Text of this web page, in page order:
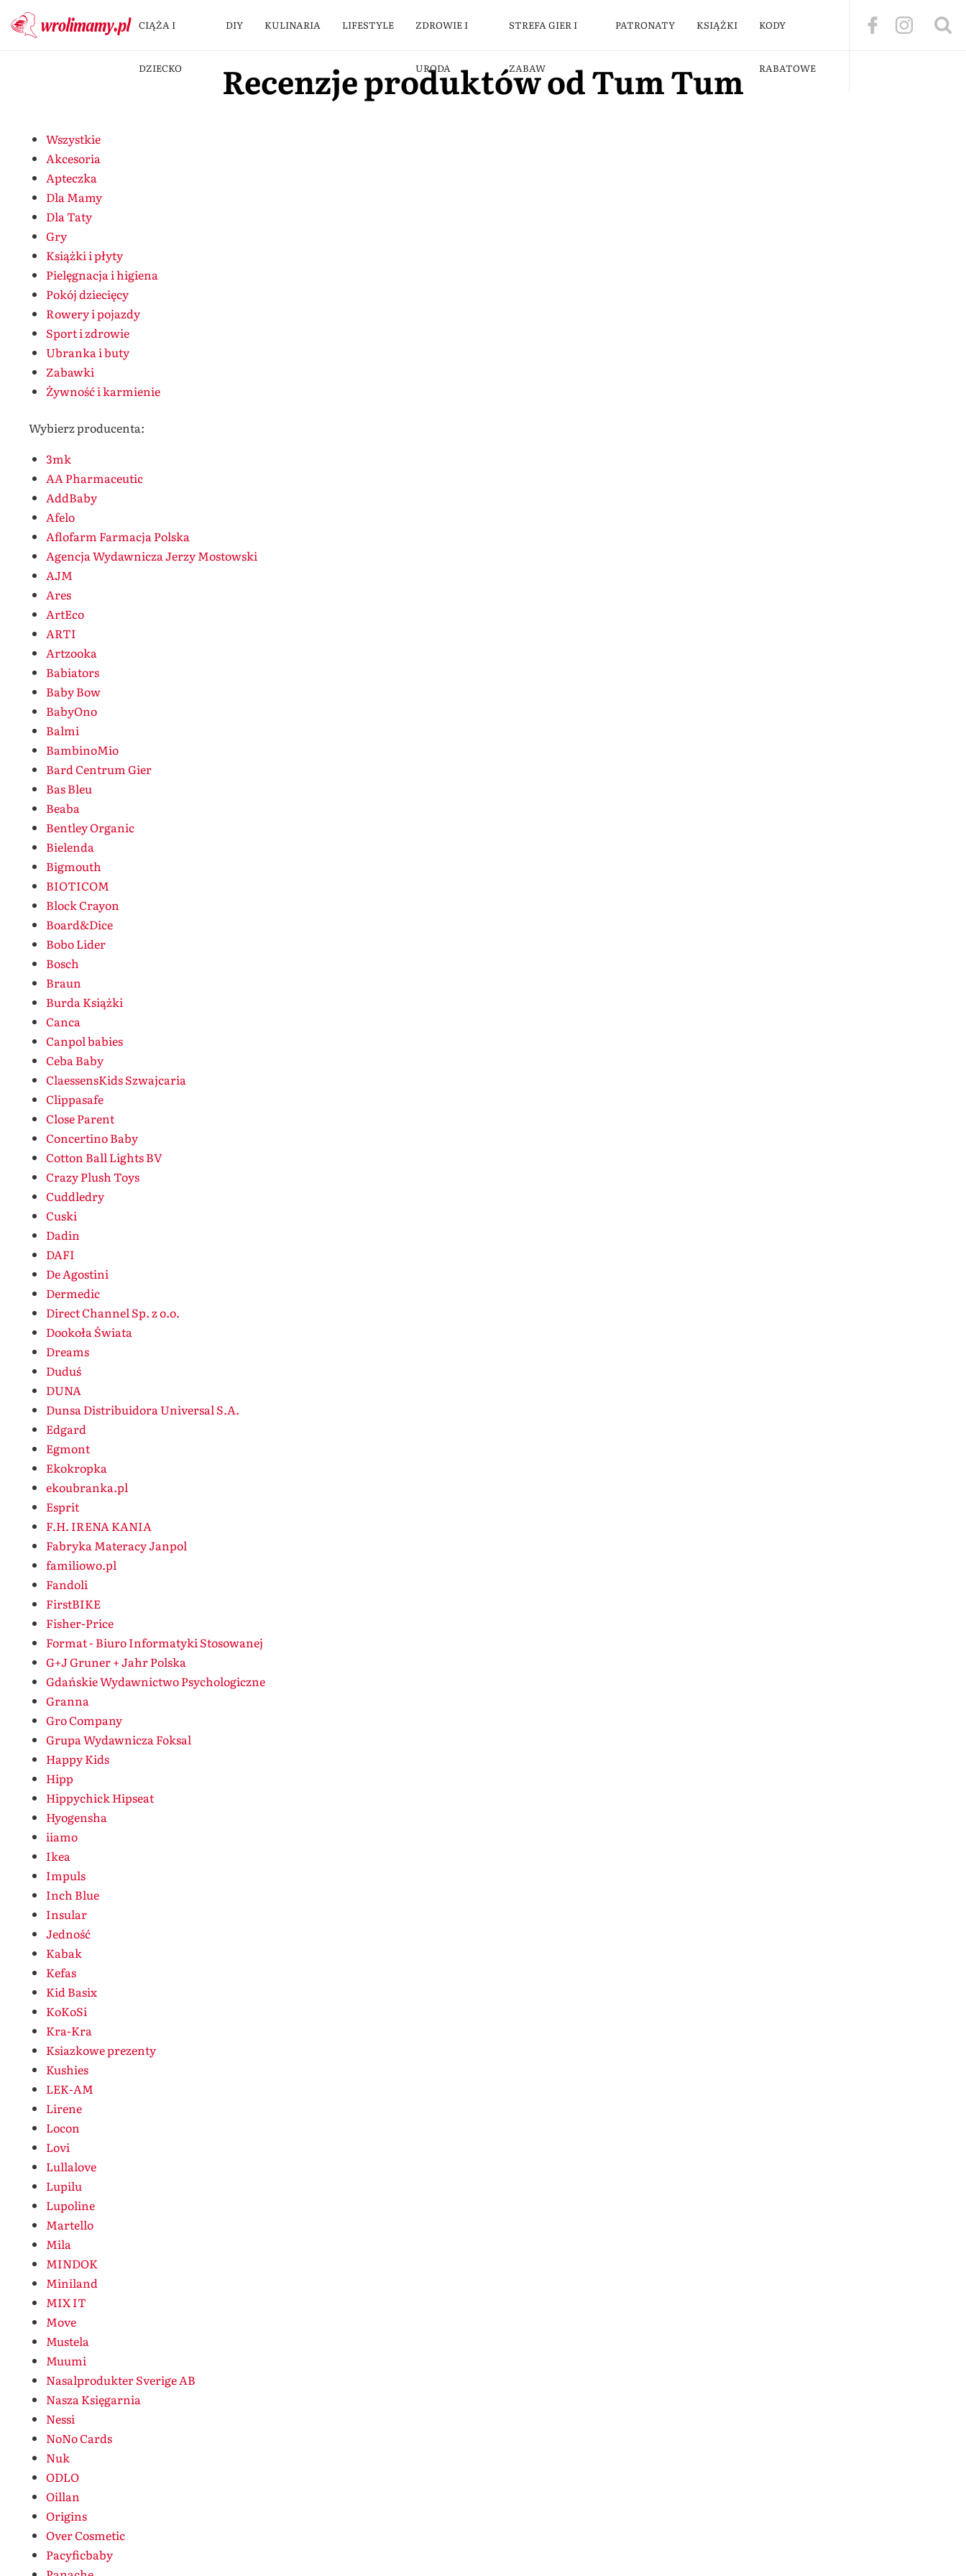
CIĄŻA I
DZIECKO
DIY KULINARIA LIFESTYLE ZDROWIE I
URODA
STREFA GIER I
ZABAW
PATRONATY KSIĄŻKI KODY
RABATOWE
Recenzje produktów od Tum Tum
Wszystkie
Akcesoria
Apteczka
Dla Mamy
Dla Taty
Gry
Książki i płyty
Pielęgnacja i higiena
Pokój dziecięcy
Rowery i pojazdy
Sport i zdrowie
Ubranka i buty
Zabawki
Żywność i karmienie
Wybierz producenta:
3mk
AA Pharmaceutic
AddBaby
Afelo
Aflofarm Farmacja Polska
Agencja Wydawnicza Jerzy Mostowski
AJM
Ares
ArtEco
ARTI
Artzooka
Babiators
Baby Bow
BabyOno
Balmi
BambinoMio
Bard Centrum Gier
Bas Bleu
Beaba
Bentley Organic
Bielenda
Bigmouth
BIOTICOM
Block Crayon
Board&Dice
Bobo Lider
Bosch
Braun
Burda Książki
Canca
Canpol babies
Ceba Baby
ClaessensKids Szwajcaria
Clippasafe
Close Parent
Concertino Baby
Cotton Ball Lights BV
Crazy Plush Toys
Cuddledry
Cuski
Dadin
DAFI
De Agostini
Dermedic
Direct Channel Sp. z o.o.
Dookoła Świata
Dreams
Duduś
DUNA
Dunsa Distribuidora Universal S.A.
Edgard
Egmont
Ekokropka
ekoubranka.pl
Esprit
F.H. IRENA KANIA
Fabryka Materacy Janpol
familiowo.pl
Fandoli
FirstBIKE
Fisher-Price
Format - Biuro Informatyki Stosowanej
G+J Gruner + Jahr Polska
Gdańskie Wydawnictwo Psychologiczne
Granna
Gro Company
Grupa Wydawnicza Foksal
Happy Kids
Hipp
Hippychick Hipseat
Hyogensha
iiamo
Ikea
Impuls
Inch Blue
Insular
Jedność
Kabak
Kefas
Kid Basix
KoKoSi
Kra-Kra
Ksiazkowe prezenty
Kushies
LEK-AM
Lirene
Locon
Lovi
Lullalove
Lupilu
Lupoline
Martello
Mila
MINDOK
Miniland
MIX IT
Move
Mustela
Muumi
Nasalprodukter Sverige AB
Nasza Księgarnia
Nessi
NoNo Cards
Nuk
ODLO
Oillan
Origins
Over Cosmetic
Pacyficbaby